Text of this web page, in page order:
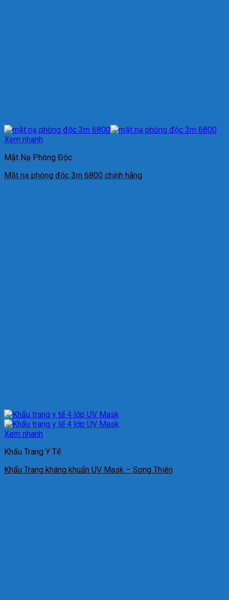
Xem nhanh
Mặt Nạ Phòng Độc
Mặt nạ phòng độc 3m 6800 chính hãng
Xem nhanh
Khẩu Trang Y Tế
Khẩu Trang kháng khuẩn UV Mask – Song Thiên